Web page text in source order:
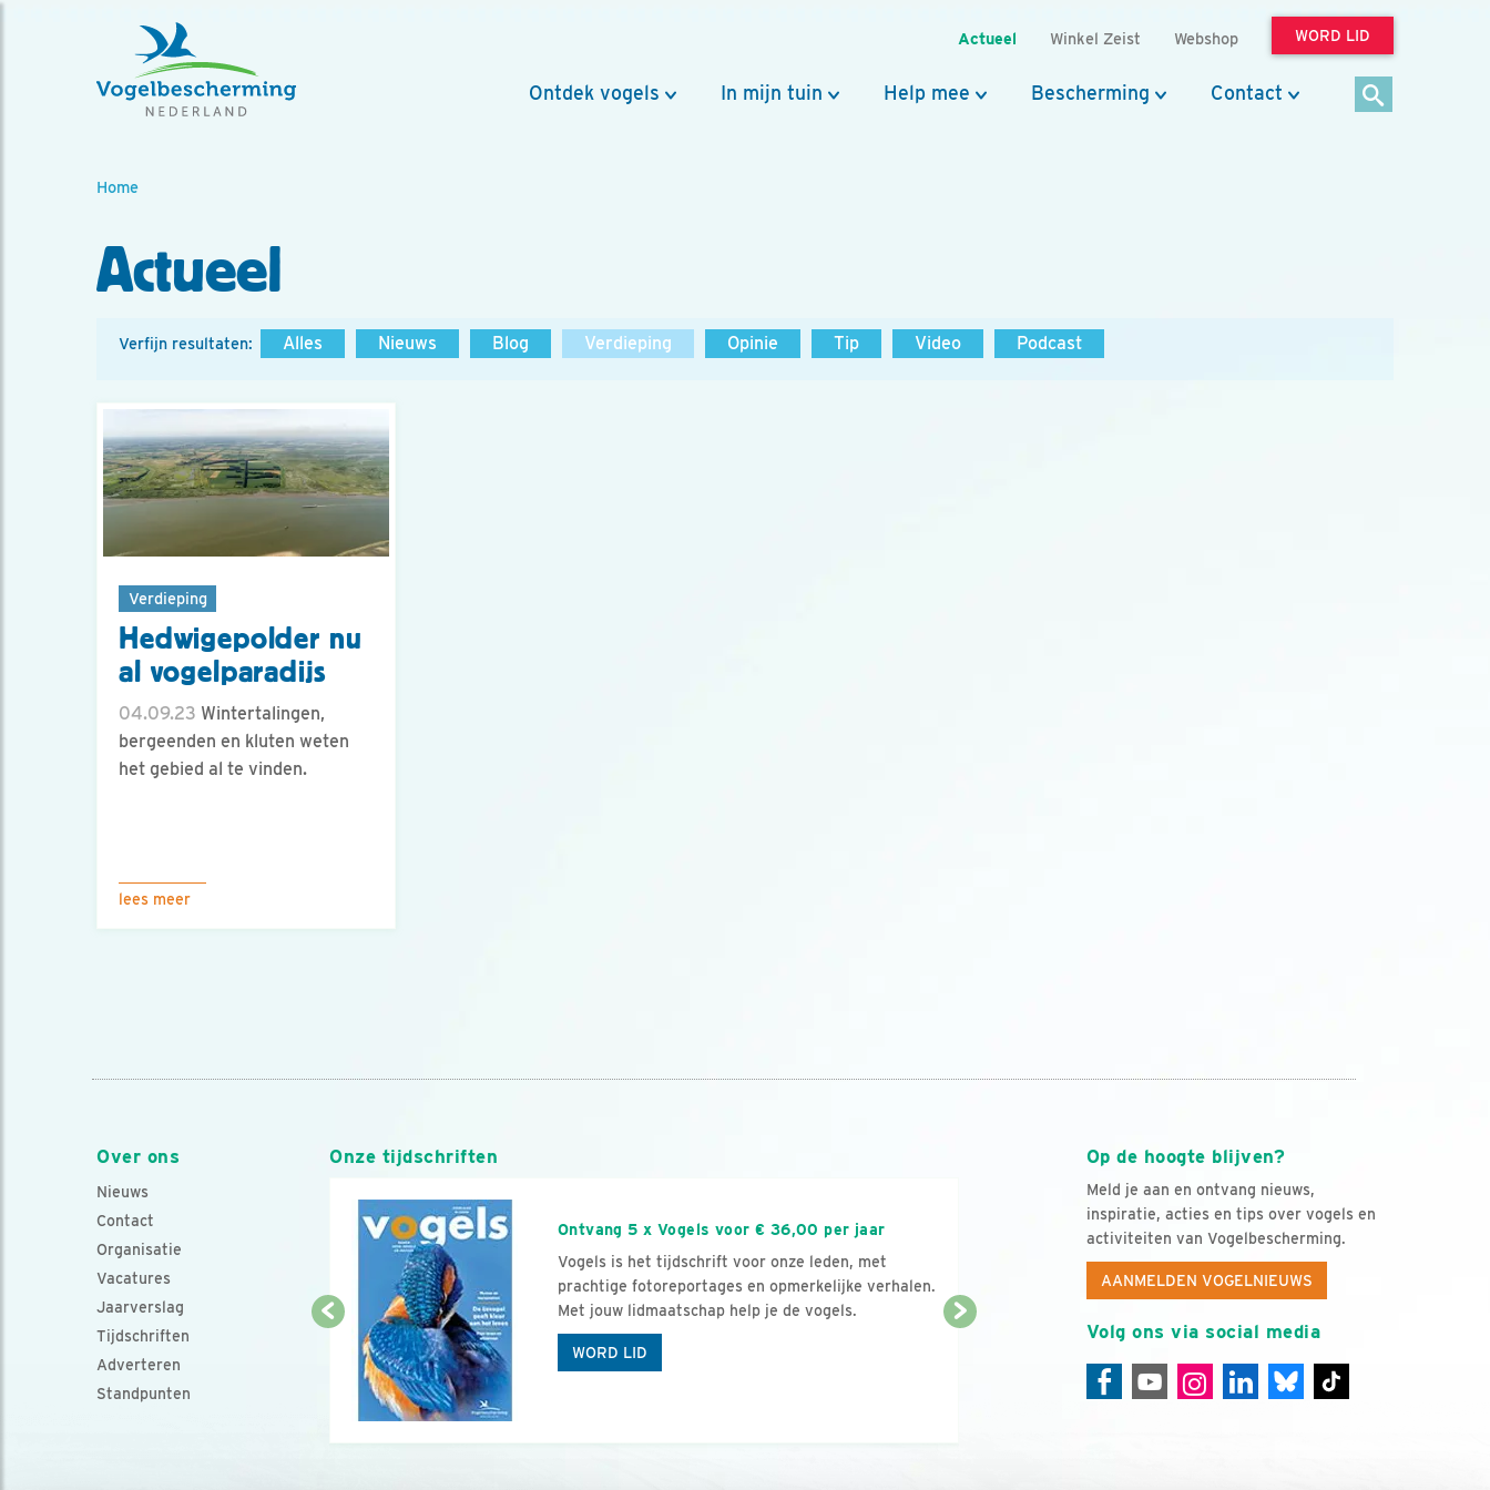
Actueel Winkel Zeist Webshop WORD LID
Ontdek vogels In mijn tuin Help mee Bescherming Contact
Home
Actueel
Verfijn resultaten: Alles Nieuws Blog Verdieping Opinie Tip Video Podcast
Verdieping
Hedwigepolder nu
al vogelparadijs
04.09.23 Wintertalingen,
bergeenden en kluten weten
het gebied al te vinden.
lees meer
Over ons
Nieuws
Contact
Organisatie
Vacatures
Jaarverslag
Tijdschriften
Adverteren
Standpunten
Op de hoogte blijven?
Meld je aan en ontvang nieuws,
inspiratie, acties en tips over vogels en
activiteiten van Vogelbescherming.
AANMELDEN VOGELNIEUWS
Volg ons via social media
Onze tijdschriften
Ontvang 5 x Vogels voor € 36,00 per jaar
Vogels is het tijdschrift voor onze leden, met
prachtige fotoreportages en opmerkelijke verhalen.
Met jouw lidmaatschap help je de vogels.
WORD LID